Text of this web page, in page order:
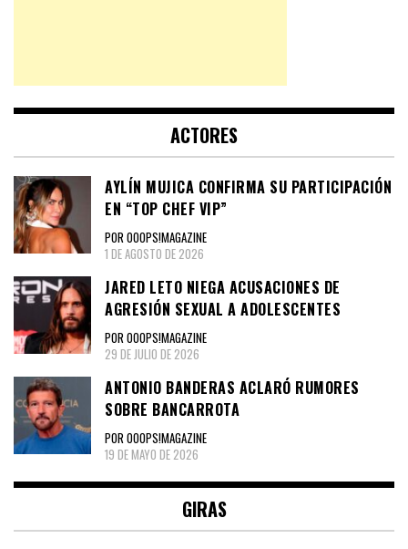
ACTORES
AYLÍN MUJICA CONFIRMA SU PARTICIPACIÓN
EN “TOP CHEF VIP”
POR OOOPS!MAGAZINE
1 DE AGOSTO DE 2026
JARED LETO NIEGA ACUSACIONES DE
AGRESIÓN SEXUAL A ADOLESCENTES
POR OOOPS!MAGAZINE
29 DE JULIO DE 2026
ANTONIO BANDERAS ACLARÓ RUMORES
SOBRE BANCARROTA
POR OOOPS!MAGAZINE
19 DE MAYO DE 2026
GIRAS